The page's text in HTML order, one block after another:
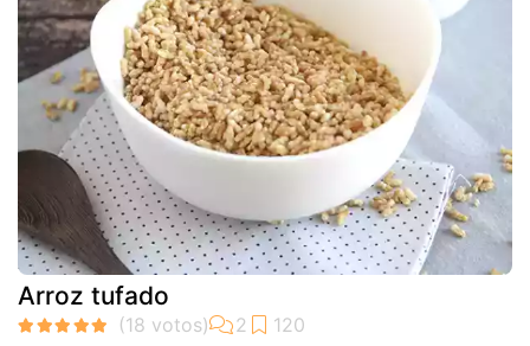
Arroz tufado